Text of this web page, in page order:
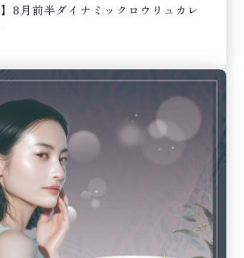
】8月前半ダイナミックロウリュカレ